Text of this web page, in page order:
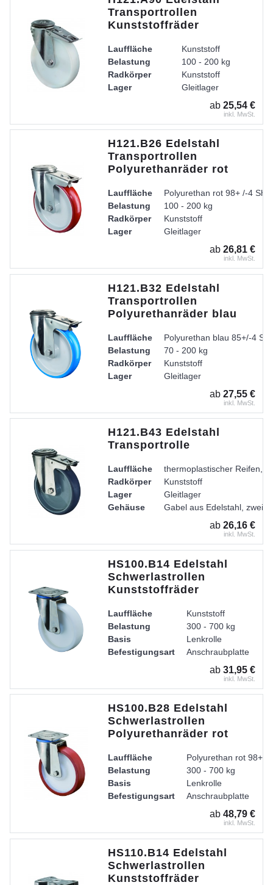
Transportrollen
Kunststoffräder
Lauffläche
Kunststoff
Belastung
100 - 200 kg
Radkörper
Kunststoff
Lager
Gleitlager
ab 25,54 €
inkl. MwSt.
H121.B26 Edelstahl
Transportrollen
Polyurethanräder rot
Lauffläche
Polyurethan rot 98+ /-4
Belastung
100 - 200 kg
Radkörper
Kunststoff
Lager
Gleitlager
ab 26,81 €
inkl. MwSt.
H121.B32 Edelstahl
Transportrollen
Polyurethanräder blau
Lauffläche
Polyurethan blau 85+/-4
Belastung
70 - 200 kg
Radkörper
Kunststoff
Lager
Gleitlager
ab 27,55 €
inkl. MwSt.
H121.B43 Edelstahl
Transportrolle
Lauffläche
thermoplastischer Reifen,
Radkörper
Kunststoff
Lager
Gleitlager
Gehäuse
Gabel aus Edelstahl,
ab 26,16 €
inkl. MwSt.
HS100.B14 Edelstahl
Schwerlastrollen
Kunststoffräder
Lauffläche
Kunststoff
Belastung
300 - 700 kg
Basis
Lenkrolle
Befestigungsart
Anschraubplatte
Kunststoff
Edelstahl-Rollenlager
Gehäuse
Gabel aus Edelstahl,
ab 31,95 €
inkl. MwSt.
HS100.B28 Edelstahl
Schwerlastrollen
Polyurethanräder rot
Lauffläche
Polyurethan rot 98+ /-
Belastung
300 - 700 kg
Basis
Lenkrolle
Befestigungsart
Anschraubplatte
Kunststoff
Edelstahl-Rollenlager
Gehäuse
Gabel aus Edelstahl,
ab 48,79 €
inkl. MwSt.
HS110.B14 Edelstahl
Schwerlastrollen
Kunststoffräder